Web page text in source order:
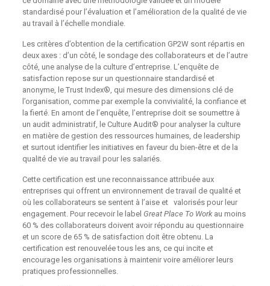
standardisé pour l’évaluation et l’amélioration de la qualité de vie
au travail à l’échelle mondiale.
Les critères d’obtention de la certification GP2W sont répartis en
deux axes : d’un côté, le sondage des collaborateurs et de l’autre
côté, une analyse de la culture d’entreprise. L’enquête de
satisfaction repose sur un questionnaire standardisé et
anonyme, le Trust Index®, qui mesure des dimensions clé de
l’organisation, comme par exemple la convivialité, la confiance et
la fierté. En amont de l’enquête, l’entreprise doit se soumettre à
un audit administratif, le Culture Audit® pour analyser la culture
en matière de gestion des ressources humaines, de leadership
et surtout identifier les initiatives en faveur du bien-être et de la
qualité de vie au travail pour les salariés.
Cette certification est une reconnaissance attribuée aux
entreprises qui offrent un environnement de travail de qualité et
où les collaborateurs se sentent à l’aise et valorisés pour leur
engagement. Pour recevoir le label Great Place To Workau moins
60 % des collaborateurs doivent avoir répondu au questionnaire
et un score de 65 % de satisfaction doit être obtenu. La
certification est renouvelée tous les ans, ce qui incite et
encourage les organisations à maintenir voire améliorer leurs
pratiques professionnelles.